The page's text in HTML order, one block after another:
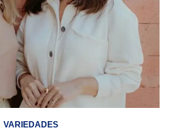
VARIEDADES